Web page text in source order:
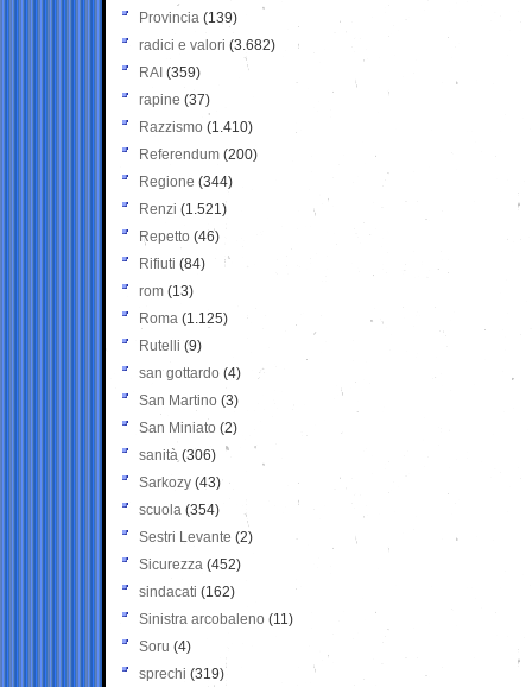
Provincia (139)
radici e valori (3.682)
RAI (359)
rapine (37)
Razzismo (1.410)
Referendum (200)
Regione (344)
Renzi (1.521)
Repetto (46)
Rifiuti (84)
rom (13)
Roma (1.125)
Rutelli (9)
san gottardo (4)
San Martino (3)
San Miniato (2)
sanità (306)
Sarkozy (43)
scuola (354)
Sestri Levante (2)
Sicurezza (452)
sindacati (162)
Sinistra arcobaleno (11)
Soru (4)
sprechi (319)